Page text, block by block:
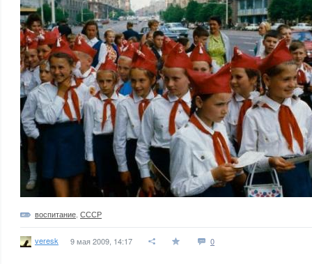
воспитание СССР
veresk 9 мая 2009, 14:17 0